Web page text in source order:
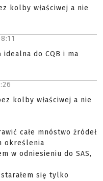
kolby właściwej a nie
do CQB i ma
kolby właściwej a nie
całe mnóstwo żródeł
określenia
w odniesieniu do SAS,
się tylko